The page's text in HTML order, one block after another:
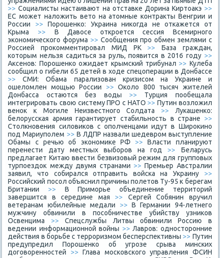
>>Социалисты настаивают на отставке Дорина Киртоакэ >>
ЕС может наложить вето на атомные контракты Венгрии и
России >>Порошенко: Украина никогда не откажется от
Крыма >> В Давосе откроется сессия Всемирного
экономического форума >> Сообщения про обмен землями с
Россией прокомментировал МИД РК>> База граждан,
которым нельзя садиться за руль, появится в 2016 году >>
Аксенов: Порошенко ожидает крымский трибунал>> Кулеба
сообщил о гибели 65 детей в ходе спецоперации в Донбассе
>>СМИ: Обама парализован кризисом на Украине и
ошеломлен мощью России >>Около 800 тысяч жителей
Донбасса остаются без воды >> Турция пообещала
интегрировать свою систему ПРО с НАТО>> Путин возложил
венок к Могиле Неизвестного Солдата >> Лукашенко:
белорусская армия гарантирует стабильность в стране >>
Столкновения силовиков с ополченцами идут в Широкино
под Мариуполем >> В ЛДПР назвали шедевром выступление
Обамы с речью об экономике РФ>>Власти планируют
перенести дату местных выборов на год>> Беларусь
предлагает Китаю ввести безвизовый режим для групповых
турпоездок между двумя странами >>Премьер Австралии
заявил, что собирался отправить войска на Украину >>
Российский посол объяснил причины полетов Ту-95 к берегам
Британии>> В Приморье объединение территорий
завершится в середине мая>> Сергей Собянин вручил
ветеранам юбилейные медали >> В Германии 94-летнего
мужчину обвинили в пособничестве убийству узников
Освенцима >>Спецслужбы Литвы обвинили Россию в
ведении информационной войны >>Лавров: односторонние
действия в борьбе с терроризмом бесперспективны>> Путин
предупредил Порошенко об угрозе срыва минских
договоренностей >>Глава московского управления ФСИН